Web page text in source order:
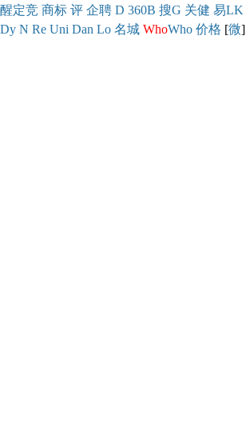
醒定竞 商标 评 企聘 D 360B 搜G 关健 易LK
Dy N Re Uni Dan Lo 名城 WhoWho 价格 [微]